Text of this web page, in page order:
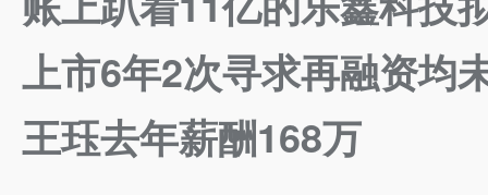
上市6年2次寻求再融资均
王珏去年薪酬168万